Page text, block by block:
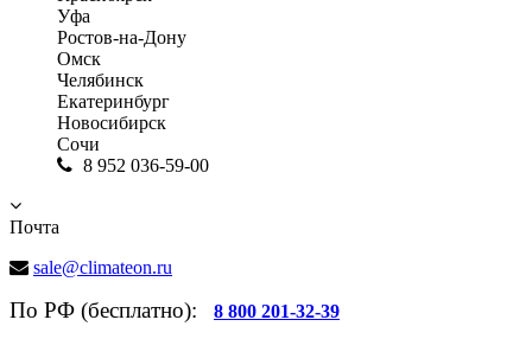
Уфа
Ростов-на-Дону
Омск
Челябинск
Екатеринбург
Новосибирск
Сочи
8 952 036-59-00
Почта
sale@climateon.ru
По РФ (бесплатно): 8 800 201-32-39